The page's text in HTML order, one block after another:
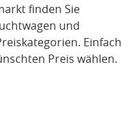
finden Sie
und
Einfach
Preis wählen.